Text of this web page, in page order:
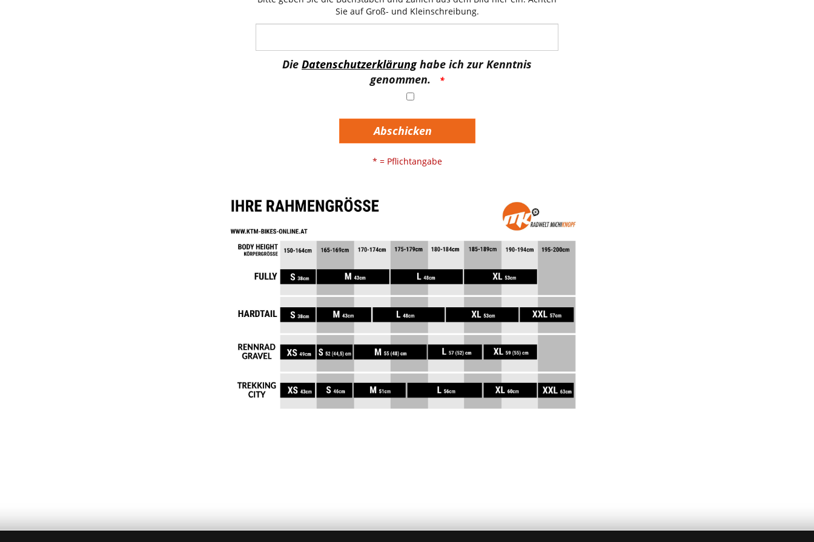
Sie auf Groß- und Kleinschreibung.
Die Datenschutzerklärunghabe ich zur Kenntnis
genommen.
Abschicken
* = Pflichtangabe